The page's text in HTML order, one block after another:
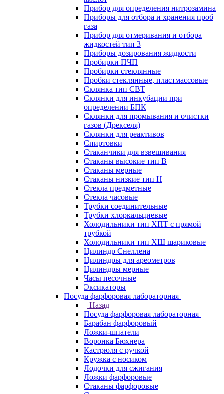
Прибор для определения нитрозамина
Приборы для отбора и хранения проб
газа
Прибор для отмеривания и отбора
жидкостей тип 3
Приборы дозирования жидкости
Пробирки ПЧП
Пробирки стеклянные
Пробки стеклянные, пластмассовые
Склянка тип СВТ
Склянки для инкубации при
определении БПК
Склянки для промывания и очистки
газов (Дрекселя)
Склянки для реактивов
Спиртовки
Стаканчики для взвешивания
Стаканы высокие тип В
Стаканы мерные
Стаканы низкие тип Н
Стекла предметные
Стекла часовые
Трубки соединительные
Трубки хлоркальциевые
Холодильники тип ХПТ с прямой
трубкой
Холодильники тип ХШ шариковые
Цилиндр Снеллена
Цилиндры для ареометров
Цилиндры мерные
Часы песочные
Эксикаторы
Посуда фарфоровая лабораторная
Назад
Посуда фарфоровая лабораторная
Барабан фарфоровый
Ложки-шпатели
Воронка Бюхнера
Кастрюля с ручкой
Кружка с носиком
Лодочки для сжигания
Ложки фарфоровые
Стаканы фарфоровые